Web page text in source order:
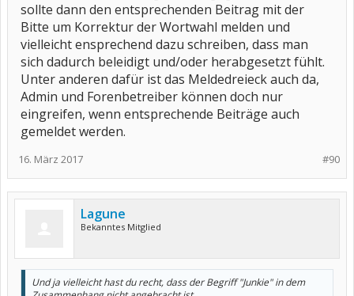
sollte dann den entsprechenden Beitrag mit der
Bitte um Korrektur der Wortwahl melden und
vielleicht ensprechend dazu schreiben, dass man
sich dadurch beleidigt und/oder herabgesetzt fühlt.
Unter anderen dafür ist das Meldedreieck auch da,
Admin und Forenbetreiber können doch nur
eingreifen, wenn entsprechende Beiträge auch
gemeldet werden.
#90
16. März 2017
Lagune
Bekanntes Mitglied
Und ja vielleicht hast du recht, dass der Begriff "Junkie" in dem